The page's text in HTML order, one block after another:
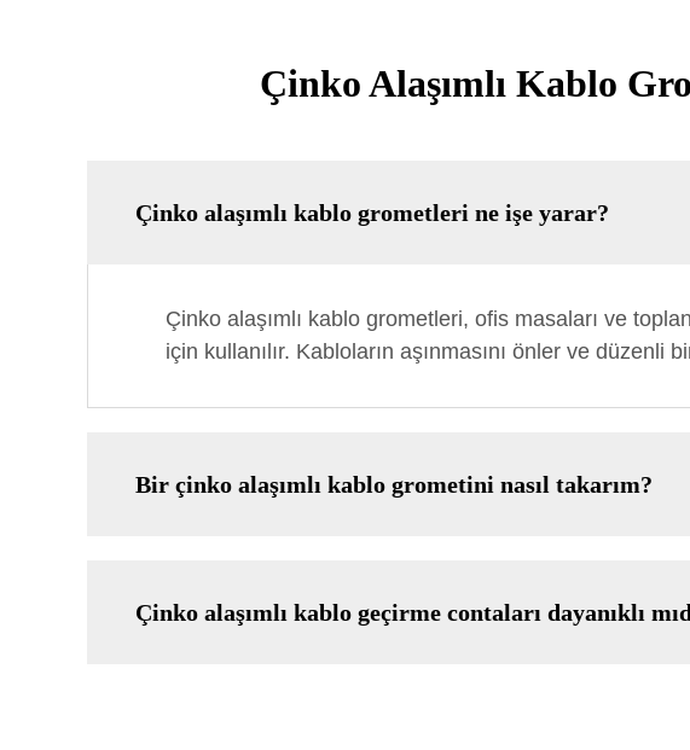
Çinko Alaşımlı Kablo
Çinko alaşımlı kablo grometleri ne işe yarar?
Çinko alaşımlı kablo grometleri, ofis masaları ve
için kullanılır. Kabloların aşınmasını önler ve düzenli
Bir çinko alaşımlı kablo grometini nasıl takarım?
Çinko alaşımlı kablo geçirme contaları dayanıklı